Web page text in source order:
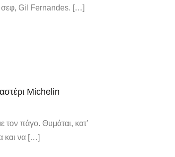
σεφ, Gil Fernandes. […]
Michelin
τον πάγο. Θυμάται, κατ’
και να […]